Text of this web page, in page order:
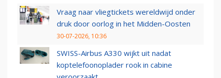
Vraag naar vliegtickets wereldwijd onder
druk door oorlog in het Midden-Oosten
30-07-2026, 10:36
SWISS-Airbus A330 wijkt uit nadat
koptelefoonoplader rook in cabine